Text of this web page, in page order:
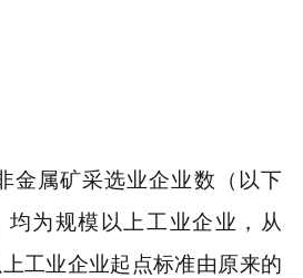
金属矿采选业企业数（以下
为规模以上工业企业，从
工业企业起点标准由原来的